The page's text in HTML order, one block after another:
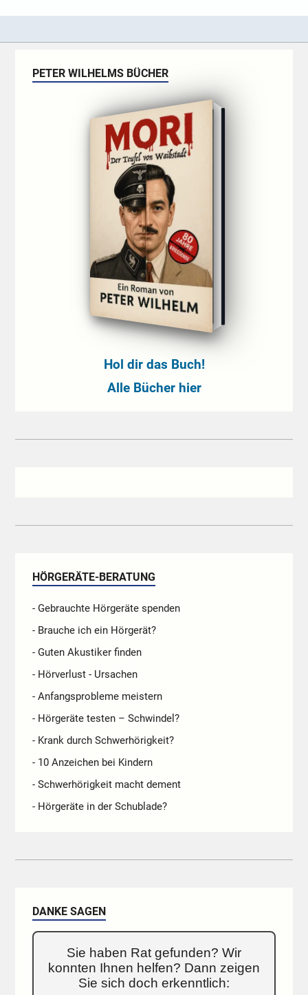
PETER WILHELMS BÜCHER
Hol dir das Buch!
Alle Bücher hier
HÖRGERÄTE-BERATUNG
- Gebrauchte Hörgeräte spenden
- Brauche ich ein Hörgerät?
- Guten Akustiker finden
- Hörverlust - Ursachen
- Anfangsprobleme meistern
- Hörgeräte testen – Schwindel?
- Krank durch Schwerhörigkeit?
- 10 Anzeichen bei Kindern
- Schwerhörigkeit macht dement
- Hörgeräte in der Schublade?
DANKE SAGEN
Sie haben Rat gefunden? Wir
konnten Ihnen helfen? Dann zeigen
Sie sich doch erkenntlich: